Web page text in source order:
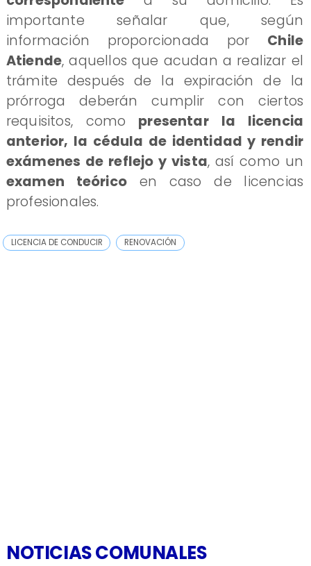
importante señalar que, según
información proporcionada por Chile
Atiende, aquellos que acudan a realizar el
trámite después de la expiración de la
prórroga deberán cumplir con ciertos
requisitos, como presentar la licencia
anterior, la cédula de identidad y rendir
exámenes de reflejo y vista, así como un
examen teórico en caso de licencias
profesionales.
LICENCIA DE CONDUCIR RENOVACIÓN
NOTICIAS COMUNALES